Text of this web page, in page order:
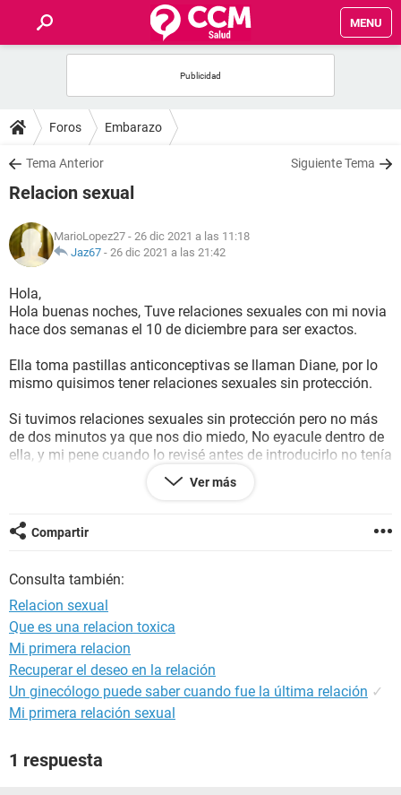
MENU
FOROS
SALUD
NUTRICIÓN
BIENESTAR
GLOSARIO
Foros Embarazo
Tema Anterior Siguiente Tema
Relacion sexual
MarioLopez27 - 26 dic 2021 a las 11:18
Jaz67 - 26 dic 2021 a las 21:42
Hola,
Hola buenas noches, Tuve relaciones sexuales con mi novia
hace dos semanas el 10 de diciembre para ser exactos.
Ella toma pastillas anticonceptivas se llaman Diane, por lo
mismo quisimos tener relaciones sexuales sin protección.
Si tuvimos relaciones sexuales sin protección pero no más
de dos minutos ya que nos dio miedo, No eyacule dentro de
ella, y mi pene cuando lo revisé antes de introducirlo no tenía
estuviera embarazada, también ella me comentó que puede
ser que ya le va a bajar ( comenzar su menstruacion) ya que
oscuro. ( ella me dice que siempre que va a empezar su
menstruacion le sale este flujo y de ese color)
Puede estar embarazada?
Ver más
Compartir
Consulta también:
Relacion sexual
Que es una relacion toxica
Mi primera relacion
Recuperar el deseo en la relación
Un ginecólogo puede saber cuando fue la última relación ✓
Mi primera relación sexual
1 respuesta